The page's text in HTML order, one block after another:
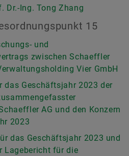
Dr.-Ing. Tong Zhang
15
und
zwischen Schaeffler
Vier GmbH
das Geschäftsjahr 2023 der
AG und den Konzern
2023
das Geschäftsjahr 2023 und
Lagebericht für die